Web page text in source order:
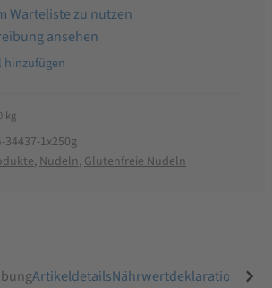
Warteliste zu nutzen
ansehen
kg
34437-1x250g
,Nudeln,Glutenfreie Nudeln
ArtikeldetailsNährwertdeklaration